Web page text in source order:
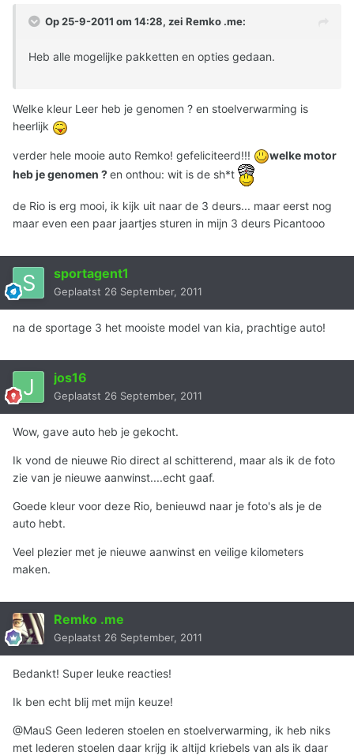
Op 25-9-2011 om 14:28, zei Remko .me:
Heb alle mogelijke pakketten en opties gedaan.
Welke kleur Leer heb je genomen ? en stoelverwarming is
heerlijk
verder hele mooie auto Remko! gefeliciteerd!!!
welke motor
heb je genomen ?en onthou: wit is de sh*t
de Rio is erg mooi, ik kijk uit naar de 3 deurs... maar eerst nog
maar even een paar jaartjes sturen in mijn 3 deurs Picantooo
sportagent1
Geplaatst 26 September, 2011
na de sportage 3 het mooiste model van kia, prachtige auto!
jos16
Geplaatst 26 September, 2011
Wow, gave auto heb je gekocht.
Ik vond de nieuwe Rio direct al schitterend, maar als ik de foto
zie van je nieuwe aanwinst....echt gaaf.
Goede kleur voor deze Rio, benieuwd naar je foto's als je de
auto hebt.
Veel plezier met je nieuwe aanwinst en veilige kilometers
maken.
Remko .me
Geplaatst 26 September, 2011
Bedankt! Super leuke reacties!
Ik ben echt blij met mijn keuze!
@MauS Geen lederen stoelen en stoelverwarming, ik heb niks
met lederen stoelen daar krijg ik altijd kriebels van als ik daar